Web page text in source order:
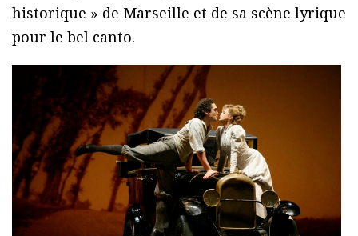
historique » de Marseille et de sa scène lyrique
pour le bel canto.